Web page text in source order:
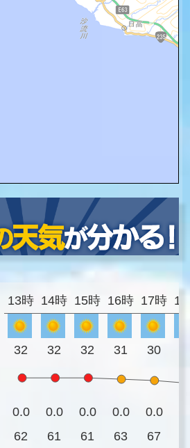
13時 14時 15時 16時 17時
32 32 32 31 30
0.0 0.0 0.0 0.0 0.0
62
61 61 63 67